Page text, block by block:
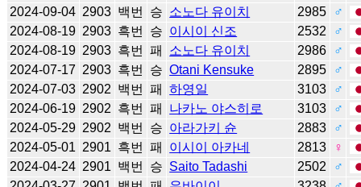
2024-09-04 2903 백번 승 소노다 유이치 2985
♂
2024-08-19 2903 흑번 승 이시이 신조 2532
♂
2024-08-19 2903 흑번 패 소노다 유이치 2986
♂
2024-07-17 2903 흑번 승 Otani Kensuke 2895
♂
2024-07-03 2902 백번 패 하영일 3103
♂
2024-06-19 2902 흑번 패 나카노 야스히로 3103
♂
2024-05-29 2902 백번 승 아라가키 슌 2883
♂
2024-05-01 2901 흑번 패 이시이 아카네 2813
♀
2024-04-24 2901 백번 승 Saito Tadashi 2502
♂